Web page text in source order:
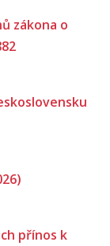
zákona o
přínos k